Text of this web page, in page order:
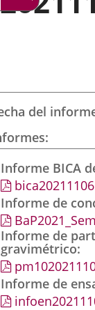
del
Informe BICA
bica20211106
Informe de
Informe de
gravimétrico
Informe de